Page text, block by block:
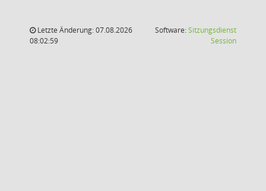
Letzte Änderung: 07.08.2026
08:02:59
Software:Sitzungsdienst
Session(Wird in